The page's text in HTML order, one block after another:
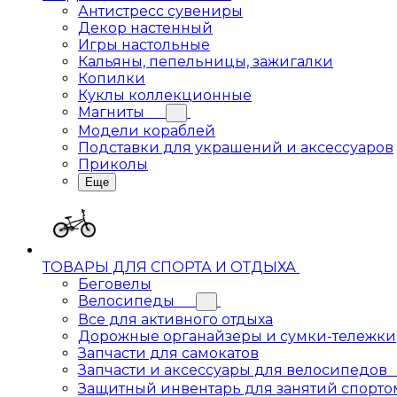
Антистресс сувениры
Декор настенный
Игры настольные
Кальяны, пепельницы, зажигалки
Копилки
Куклы коллекционные
Магниты
Модели кораблей
Подставки для украшений и аксессуаров
Приколы
Еще
ТОВАРЫ ДЛЯ СПОРТА И ОТДЫХА
Беговелы
Велосипеды
Все для активного отдыха
Дорожные органайзеры и сумки-тележки
Запчасти для самокатов
Запчасти и аксессуары для велосипедов
Защитный инвентарь для занятий